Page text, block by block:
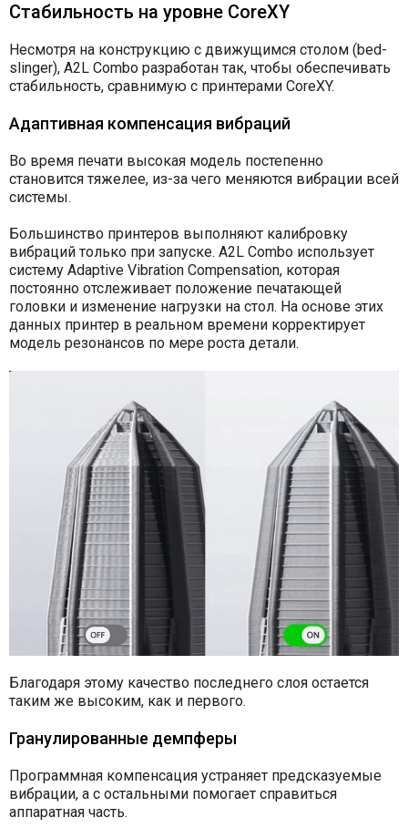
Стабильность на уровне CoreXY
Несмотря на конструкцию с движущимся столом (bed-
slinger), A2L Combo разработан так, чтобы обеспечивать
стабильность, сравнимую с принтерами CoreXY.
Адаптивная компенсация вибраций
Во время печати высокая модель постепенно
становится тяжелее, из-за чего меняются вибрации всей
системы.
Большинство принтеров выполняют калибровку
вибраций только при запуске. A2L Combo использует
систему Adaptive Vibration Compensation, которая
постоянно отслеживает положение печатающей
головки и изменение нагрузки на стол. На основе этих
данных принтер в реальном времени корректирует
модель резонансов по мере роста детали.
Благодаря этому качество последнего слоя остается
таким же высоким, как и первого.
Гранулированные демпферы
Программная компенсация устраняет предсказуемые
вибрации, а с остальными помогает справиться
аппаратная часть.